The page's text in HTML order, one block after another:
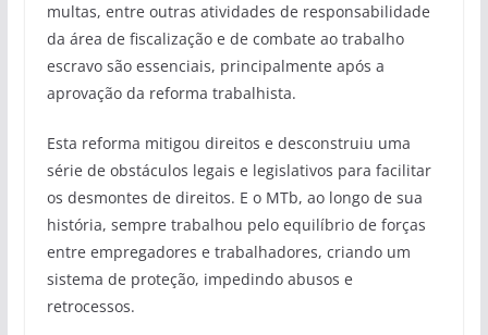
multas, entre outras atividades de responsabilidade
da área de fiscalização e de combate ao trabalho
escravo são essenciais, principalmente após a
aprovação da reforma trabalhista.
Esta reforma mitigou direitos e desconstruiu uma
série de obstáculos legais e legislativos para facilitar
os desmontes de direitos. E o MTb, ao longo de sua
história, sempre trabalhou pelo equilíbrio de forças
entre empregadores e trabalhadores, criando um
sistema de proteção, impedindo abusos e
retrocessos.